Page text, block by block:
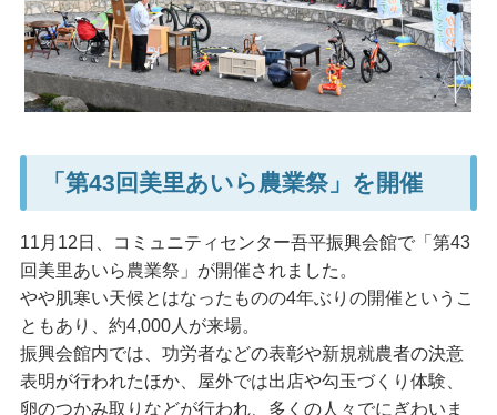
「第43回美里あいら農業祭」を開催
11月12日、コミュニティセンター吾平振興会館で「第43
回美里あいら農業祭」が開催されました。
やや肌寒い天候とはなったものの4年ぶりの開催というこ
ともあり、約4,000人が来場。
振興会館内では、功労者などの表彰や新規就農者の決意
表明が行われたほか、屋外では出店や勾玉づくり体験、
卵のつかみ取りなどが行われ、多くの人々でにぎわいま